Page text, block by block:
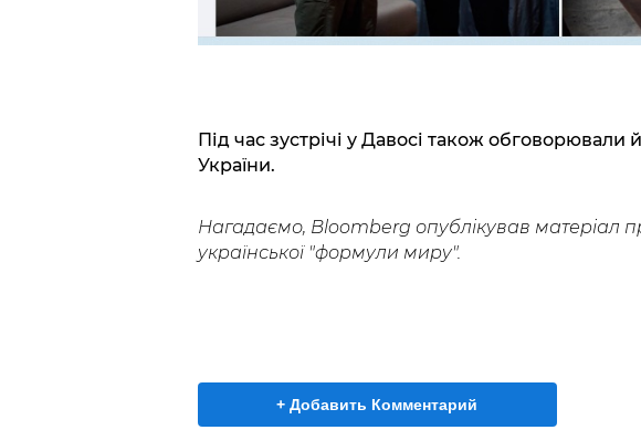
Під час зустрічі у Давосі також обговорювали
України.
Нагадаємо, Bloomberg опублікував матеріал
української "формули миру".
+ Добавить Комментарий